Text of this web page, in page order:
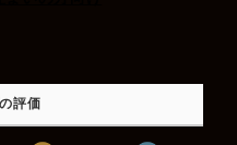
評価